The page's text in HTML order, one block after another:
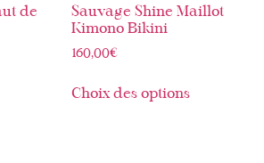
de
Sauvage Shine Maillot
Kimono Bikini
160,00€
Choix des options